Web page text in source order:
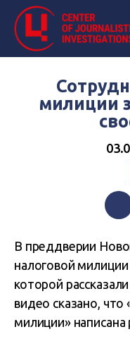
милиции
В преддверии
налоговой
которой
видео сказано, что
милиции»